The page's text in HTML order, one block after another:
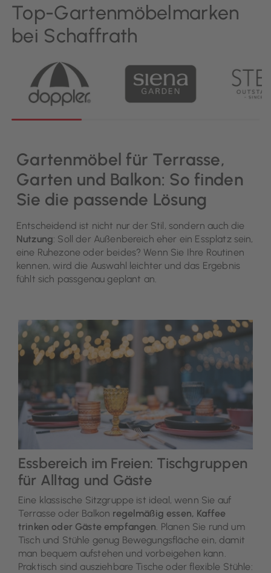
Top-Gartenmöbelmarken
bei Schaffrath
Gartenmöbel für Terrasse,
Garten und Balkon: So finden
Sie die passende Lösung
Entscheidend ist nicht nur der Stil, sondern auch die
Nutzung: Soll der Außenbereich eher ein Essplatz sein,
eine Ruhezone oder beides? Wenn Sie Ihre Routinen
kennen, wird die Auswahl leichter und das Ergebnis
fühlt sich passgenau geplant an.
Essbereich im Freien: Tischgruppen
für Alltag und Gäste
Eine klassische Sitzgruppe ist ideal, wenn Sie auf
Terrasse oder Balkon regelmäßig essen, Kaffee
trinken oder Gäste empfangen. Planen Sie rund um
Tisch und Stühle genug Bewegungsfläche ein, damit
man bequem aufstehen und vorbeigehen kann.
Praktisch sind ausziehbare Tische oder flexible Stühle: